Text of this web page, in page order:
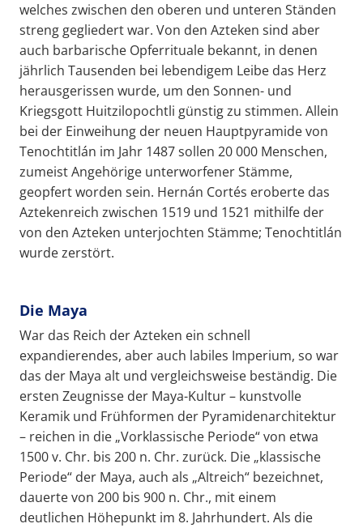
welches zwischen den oberen und unteren Ständen
streng gegliedert war. Von den Azteken sind aber
auch barbarische Opferrituale bekannt, in denen
jährlich Tausenden bei lebendigem Leibe das Herz
herausgerissen wurde, um den Sonnen- und
Kriegsgott Huitzilopochtli günstig zu stimmen. Allein
bei der Einweihung der neuen Hauptpyramide von
Tenochtitlán im Jahr 1487 sollen 20 000 Menschen,
zumeist Angehörige unterworfener Stämme,
geopfert worden sein. Hernán Cortés eroberte das
Aztekenreich zwischen 1519 und 1521 mithilfe der
von den Azteken unterjochten Stämme; Tenochtitlán
wurde zerstört.
Die Maya
War das Reich der Azteken ein schnell
expandierendes, aber auch labiles Imperium, so war
das der Maya alt und vergleichsweise beständig. Die
ersten Zeugnisse der Maya-Kultur – kunstvolle
Keramik und Frühformen der Pyramidenarchitektur
– reichen in die „Vorklassische Periode“ von etwa
1500 v. Chr. bis 200 n. Chr. zurück. Die „klassische
Periode“ der Maya, auch als „Altreich“ bezeichnet,
dauerte von 200 bis 900 n. Chr., mit einem
deutlichen Höhepunkt im 8. Jahrhundert. Als die